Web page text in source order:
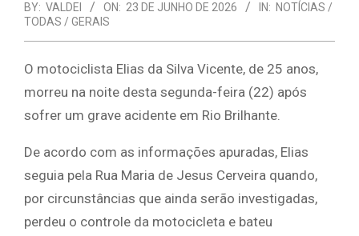
BY: VALDEI ON: 23 DE JUNHO DE 2026 IN: NOTÍCIAS /
TODAS / GERAIS
O motociclista Elias da Silva Vicente, de 25 anos,
morreu na noite desta segunda-feira (22) após
sofrer um grave acidente em Rio Brilhante.
De acordo com as informações apuradas, Elias
seguia pela Rua Maria de Jesus Cerveira quando,
por circunstâncias que ainda serão investigadas,
perdeu o controle da motocicleta e bateu